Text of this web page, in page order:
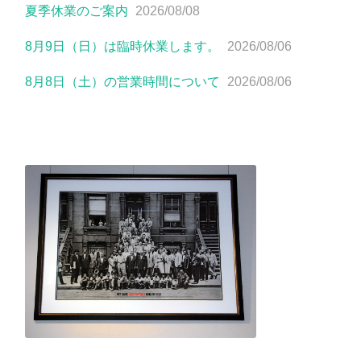
夏季休業のご案内 2026/08/08
8月9日（日）は臨時休業します。 2026/08/06
8月8日（土）の営業時間について 2026/08/06